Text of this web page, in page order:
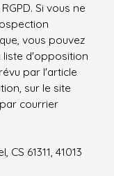
Si vous ne
vous pouvez
liste d'opposition
par l'article
sur le site
courrier
61311, 41013